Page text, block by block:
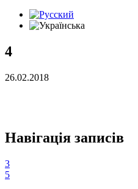
4
26.02.2018
Навігація записів
3
5